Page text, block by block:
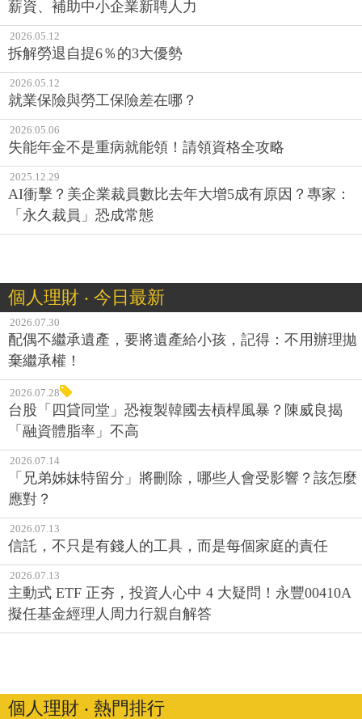
薪資、補助中小企業新聘人力
2026.05.12
拆解勞退自提6％的3大優勢
2026.05.12
就業保險與勞工保險差在哪？
2026.05.06
失能年金不是重病就能領！請領資格全攻略
2025.12.29
AI衝擊？美企業裁員數比去年大增5成有原因？專家：
「永久裁員」恐成常態
個人理財 ‧ 今日最新
2026.07.30
配偶不繼承遺產，要將遺產給小孩，記得：不用辦理拋
棄繼承權！
2026.07.28
台股「四貸同堂」恐複製韓國去槓桿風暴？陳威良揭
「融資體脂率」不高
2026.07.14
「兄弟姊妹特留分」將刪除，哪些人會受影響？該怎麼
應對？
2026.07.13
信託，不只是有錢人的工具，而是每個家庭的責任
2026.07.13
主動式 ETF 正夯，投資人心中 4 大疑問！永豐00410A
擬任基金經理人周力行親自解答
個人理財 ‧ 熱門排行